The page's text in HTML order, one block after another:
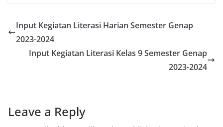
Input Kegiatan Literasi Harian Semester Genap
2023-2024
Input Kegiatan Literasi Kelas 9 Semester Genap
2023-2024
Leave a Reply